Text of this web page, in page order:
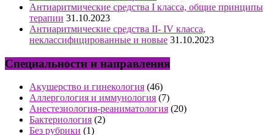
Антиаритмические средства I класса, общие принципы
терапии 31.10.2023
Антиаритмические средства II- IV класса,
неклассифицированные и новые 31.10.2023
Специальности и направления
Акушерство и гинекология (46)
Аллергология и иммунология (7)
Анестезиология-реаниматология (20)
Бактериология (2)
Без рубрики (1)